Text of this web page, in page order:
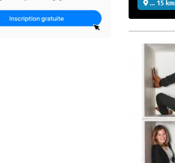
... 15 km